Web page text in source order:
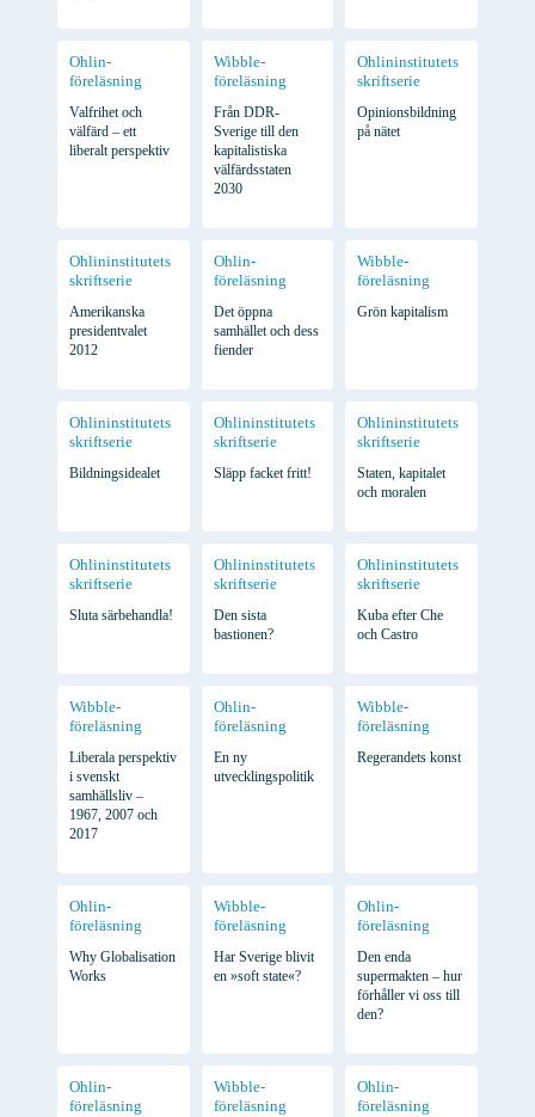
Ohlin-
föreläsning
Valfrihet och
välfärd – ett
liberalt perspektiv
Wibble-
föreläsning
Från DDR-
Sverige till den
kapitalistiska
välfärdsstaten
2030
Ohlininstitutets
skriftserie
Opinionsbildning
på nätet
Ohlininstitutets
skriftserie
Amerikanska
presidentvalet
2012
Ohlin-
föreläsning
Det öppna
samhället och dess
fiender
Wibble-
föreläsning
Grön kapitalism
Ohlininstitutets
skriftserie
Bildningsidealet
Ohlininstitutets
skriftserie
Släpp facket fritt!
Ohlininstitutets
skriftserie
Staten, kapitalet
och moralen
Ohlininstitutets
skriftserie
Sluta särbehandla!
Ohlininstitutets
skriftserie
Den sista
bastionen?
Ohlininstitutets
skriftserie
Kuba efter Che
och Castro
Wibble-
föreläsning
Liberala perspektiv
i svenskt
samhällsliv –
1967, 2007 och
2017
Ohlin-
föreläsning
En ny
utvecklingspolitik
Wibble-
föreläsning
Regerandets konst
Ohlin-
föreläsning
Why Globalisation
Works
Wibble-
föreläsning
Har Sverige blivit
en »soft state«?
Ohlin-
föreläsning
Den enda
supermakten – hur
förhåller vi oss till
den?
Ohlin-
föreläsning
Wibble-
föreläsning
Ohlin-
föreläsning